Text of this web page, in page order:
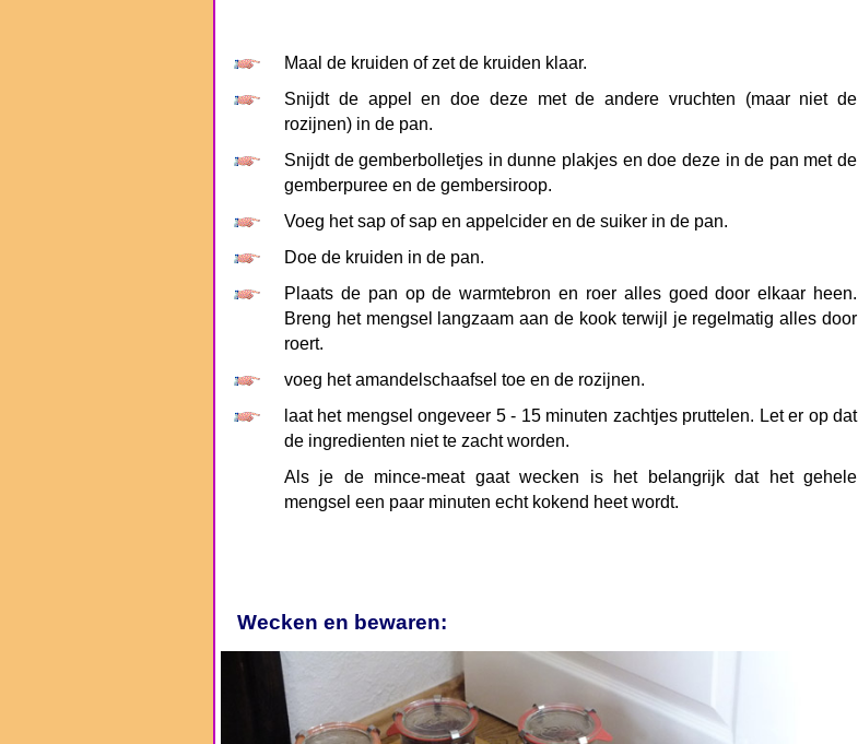
Maal de kruiden of zet de kruiden klaar.
Snijdt de appel en doe deze met de andere vruchten (maar niet de
rozijnen) in de pan.
Snijdt de gemberbolletjes in dunne plakjes en doe deze in de pan met de
gemberpuree en de gembersiroop.
Voeg het sap of sap en appelcider en de suiker in de pan.
Doe de kruiden in de pan.
Plaats de pan op de warmtebron en roer alles goed door elkaar heen.
Breng het mengsel langzaam aan de kook terwijl je regelmatig alles door
roert.
voeg het amandelschaafsel toe en de rozijnen.
laat het mengsel ongeveer 5 - 15 minuten zachtjes pruttelen. Let er op dat
de ingredienten niet te zacht worden.
Als je de mince-meat gaat wecken is het belangrijk dat het gehele
mengsel een paar minuten echt kokend heet wordt.
Wecken en bewaren: